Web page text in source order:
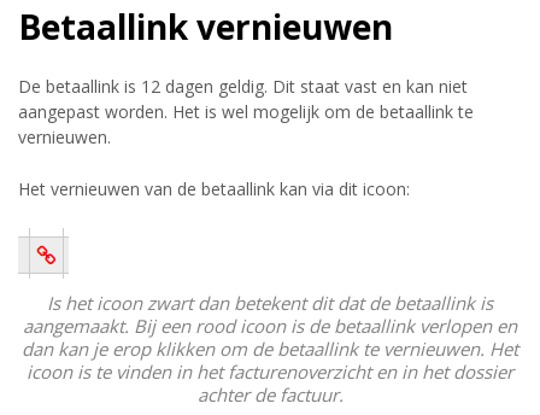
Betaallink vernieuwen
De betaallink is 12 dagen geldig. Dit staat vast en kan niet
aangepast worden. Het is wel mogelijk om de betaallink te
vernieuwen.
Het vernieuwen van de betaallink kan via dit icoon:
Is het icoon zwart dan betekent dit dat de betaallink is
aangemaakt. Bij een rood icoon is de betaallink verlopen en
dan kan je erop klikken om de betaallink te vernieuwen. Het
icoon is te vinden in het facturenoverzicht en in het dossier
achter de factuur.